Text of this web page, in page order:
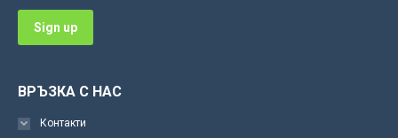
windowwindowwindow
ВРЪЗКА С НАС
Контакти